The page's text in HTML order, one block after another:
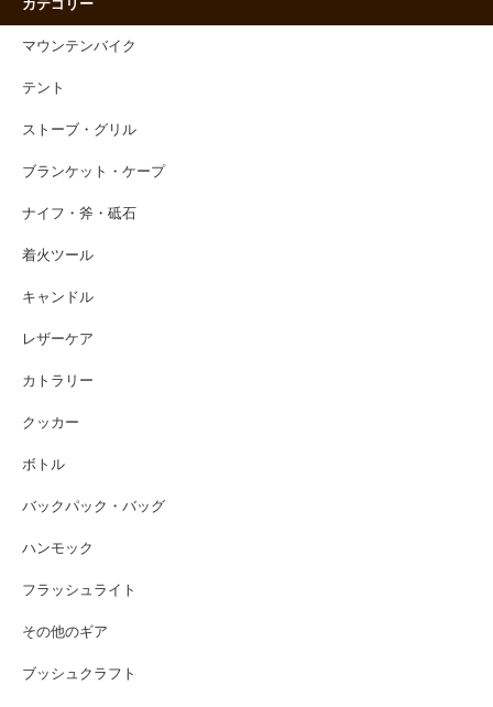
カテゴリー
マウンテンバイク
テント
ストーブ・グリル
ブランケット・ケープ
ナイフ・斧・砥石
着火ツール
キャンドル
レザーケア
カトラリー
クッカー
ボトル
バックパック・バッグ
ハンモック
フラッシュライト
その他のギア
ブッシュクラフト